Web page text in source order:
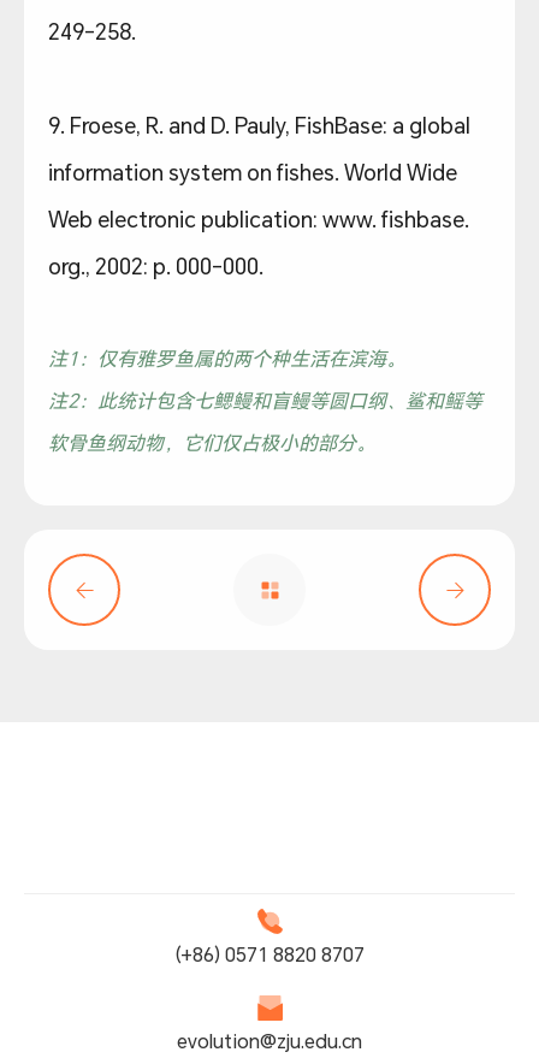
249-258.
9. Froese, R. and D. Pauly, FishBase: a global
information system on fishes. World Wide
Web electronic publication: www. fishbase.
org., 2002: p. 000-000.
注1：仅有雅罗鱼属的两个种生活在滨海。
注2：此统计包含七鳃鳗和盲鳗等圆口纲、鲨和鳐等
软骨鱼纲动物，它们仅占极小的部分。
(+86) 0571 8820 8707
evolution@zju.edu.cn